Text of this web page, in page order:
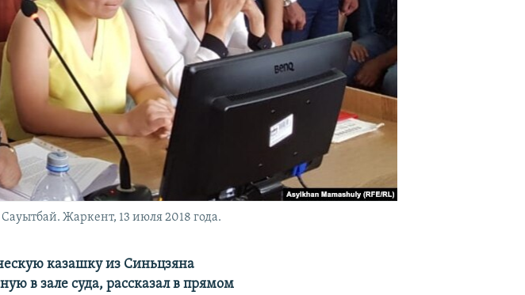
Жаркент, 13 июля 2018 года.
казашку из Синьцзяна
в зале суда, рассказал в прямом